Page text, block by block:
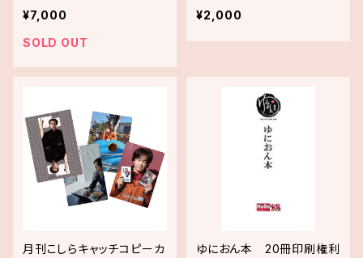
ット
¥7,000
SOLD OUT
¥2,000
月刊こしらキャッチコピーカ
ゆにおん本 20冊印刷権利